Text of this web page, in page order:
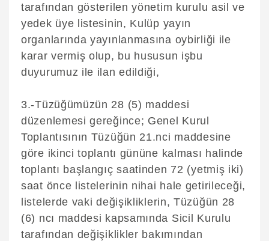
tarafından gösterilen yönetim kurulu asil ve
yedek üye listesinin, Kulüp yayın
organlarında yayınlanmasına oybirliği ile
karar vermiş olup, bu hususun işbu
duyurumuz ile ilan edildiği,
3.-Tüzüğümüzün 28 (5) maddesi
düzenlemesi gereğince; Genel Kurul
Toplantısının Tüzüğün 21.nci maddesine
göre ikinci toplantı gününe kalması halinde
toplantı başlangıç saatinden 72 (yetmiş iki)
saat önce listelerinin nihai hale getirileceği,
listelerde vaki değişikliklerin, Tüzüğün 28
(6) ncı maddesi kapsamında Sicil Kurulu
tarafından değişiklikler bakımından